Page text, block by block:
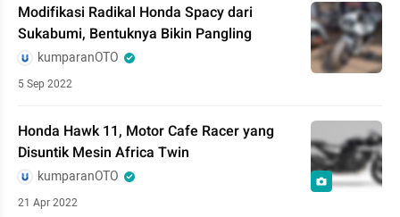
Modifikasi Radikal Honda Spacy dari
Sukabumi, Bentuknya Bikin Pangling
kumparanOTO
5 Sep 2022
Honda Hawk 11, Motor Cafe Racer yang
Disuntik Mesin Africa Twin
kumparanOTO
21 Apr 2022